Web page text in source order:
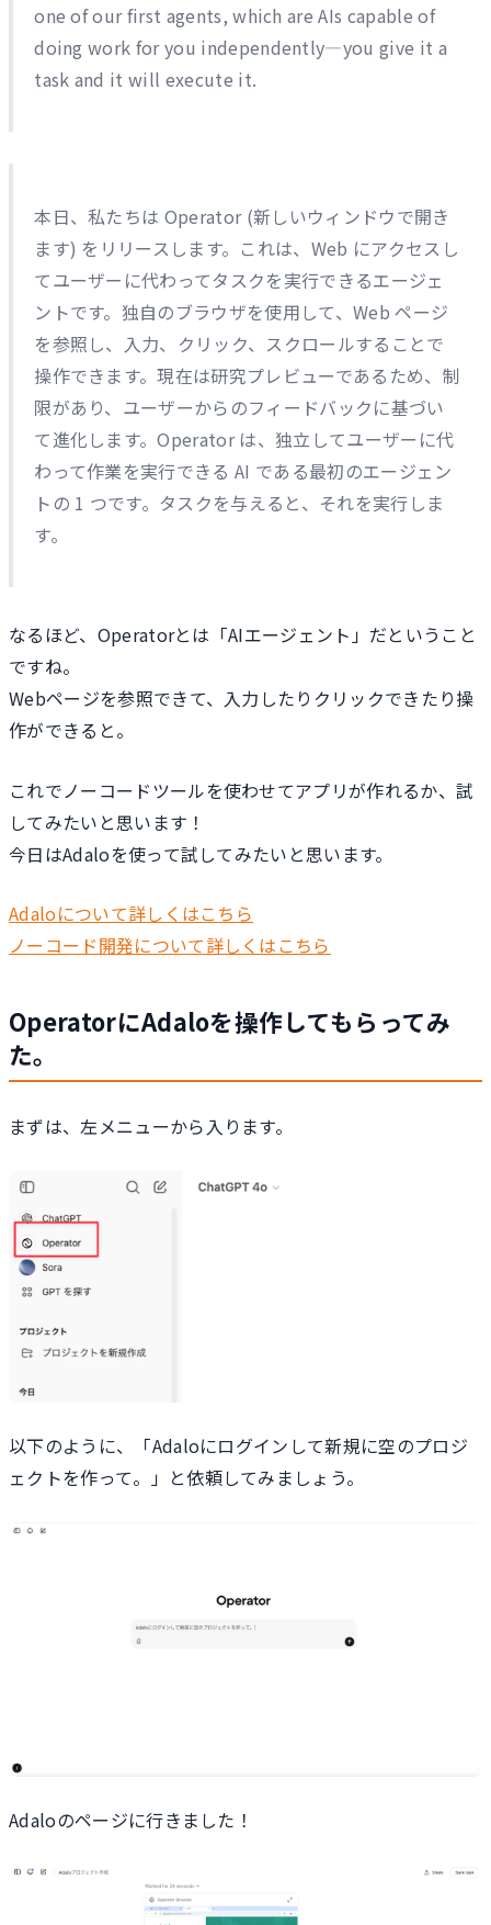
one of our first agents, which are AIs capable of
doing work for you independently—you give it a
task and it will execute it.
本日、私たちは Operator (新しいウィンドウで開き
ます) をリリースします。これは、Web にアクセスし
てユーザーに代わってタスクを実行できるエージェ
ントです。独自のブラウザを使用して、Web ページ
を参照し、入力、クリック、スクロールすることで
操作できます。現在は研究プレビューであるため、制
限があり、ユーザーからのフィードバックに基づい
て進化します。Operator は、独立してユーザーに代
わって作業を実行できる AI である最初のエージェン
トの 1 つです。タスクを与えると、それを実行しま
す。
なるほど、Operatorとは「AIエージェント」だということ
ですね。
Webページを参照できて、入力したりクリックできたり操
作ができると。
これでノーコードツールを使わせてアプリが作れるか、試
してみたいと思います！
今日はAdaloを使って試してみたいと思います。
Adaloについて詳しくはこちら
ノーコード開発について詳しくはこちら
OperatorにAdaloを操作してもらってみ
た。
まずは、左メニューから入ります。
以下のように、「Adaloにログインして新規に空のプロジ
ェクトを作って。」と依頼してみましょう。
Adaloのページに行きました！